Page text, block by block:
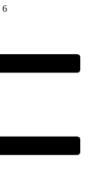
6